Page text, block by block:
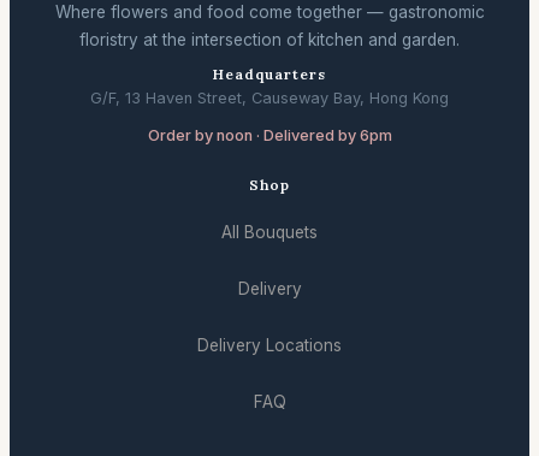
Where flowers and food come together — gastronomic
floristry at the intersection of kitchen and garden.
Headquarters
G/F, 13 Haven Street, Causeway Bay, Hong Kong
Order by noon · Delivered by 6pm
Shop
All Bouquets
Delivery
Delivery Locations
FAQ